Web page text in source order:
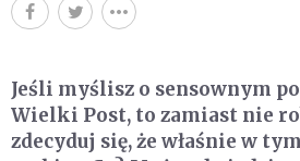
Jeśli myślisz o sensownym
Wielki Post, to zamiast nie
zdecyduj się, że właśnie w